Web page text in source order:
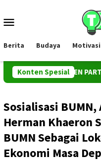
konten
Berita Budaya Motivasi
Konten Spesial
INSTRUMEN PARTISIPASI
Sosialisasi BUMN,
Herman Khaeron
BUMN Sebagai
Ekonomi Masa